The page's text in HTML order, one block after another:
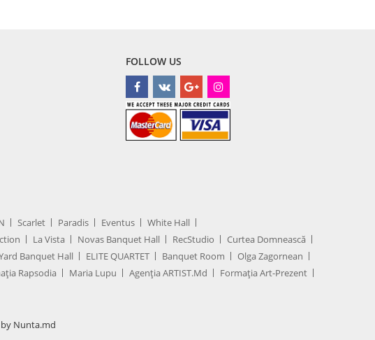
FOLLOW US
Scarlet Paradis Eventus
White Hall
La Vista Novas Banquet Hall RecStudio
Curtea Domnească
Banquet Hall ELITE QUARTET Banquet Room
Olga Zagornean
Rapsodia Maria Lupu Agenţia ARTIST.md
Formația Art-Prezent
Nunta.md